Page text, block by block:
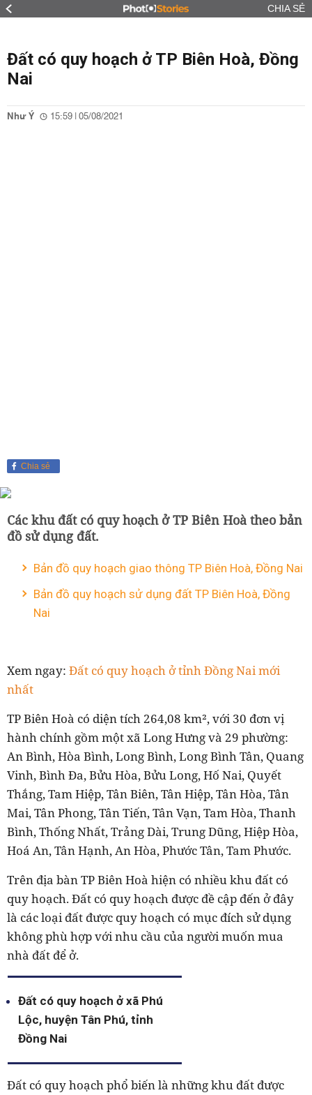
CHIA SẺ
Đất có quy hoạch ở TP Biên Hoà, Đồng
Nai
Như Ý 15:59 | 05/08/2021
Chia sẻ
Các khu đất có quy hoạch ở TP Biên Hoà theo bản
đồ sử dụng đất.
Bản đồ quy hoạch giao thông TP Biên Hoà, Đồng Nai
Bản đồ quy hoạch sử dụng đất TP Biên Hoà, Đồng
Nai
Xem ngay: Đất có quy hoạch ở tỉnh Đồng Nai mới
nhất
TP Biên Hoà có diện tích 264,08 km², với 30 đơn vị
hành chính gồm một xã Long Hưng và 29 phường:
An Bình, Hòa Bình, Long Bình, Long Bình Tân, Quang
Vinh, Bình Đa, Bửu Hòa, Bửu Long, Hố Nai, Quyết
Thắng, Tam Hiệp, Tân Biên, Tân Hiệp, Tân Hòa, Tân
Mai, Tân Phong, Tân Tiến, Tân Vạn, Tam Hòa, Thanh
Bình, Thống Nhất, Trảng Dài, Trung Dũng, Hiệp Hòa,
Hoá An, Tân Hạnh, An Hòa, Phước Tân, Tam Phước.
Trên địa bàn TP Biên Hoà hiện có nhiều khu đất có
quy hoạch. Đất có quy hoạch được đề cập đến ở đây
là các loại đất được quy hoạch có mục đích sử dụng
không phù hợp với nhu cầu của người muốn mua
nhà đất để ở.
Đất có quy hoạch ở xã Phú
Lộc, huyện Tân Phú, tỉnh
Đồng Nai
Đất có quy hoạch phổ biến là những khu đất được